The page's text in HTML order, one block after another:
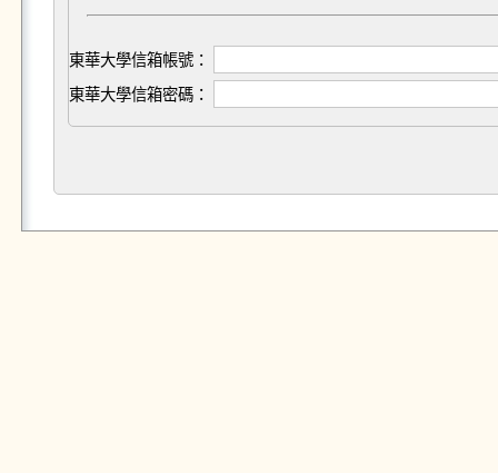
東華大學信箱帳號：
東華大學信箱密碼：